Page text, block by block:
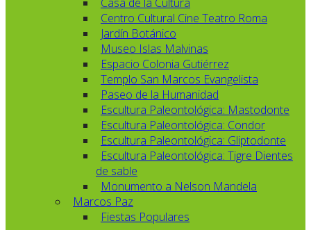
Centro Cultural Cine Teatro Roma
Jardín Botánico
Museo Islas Malvinas
Espacio Colonia Gutiérrez
Templo San Marcos Evangelista
Paseo de la Humanidad
Escultura Paleontológica: Mastodonte
Escultura Paleontológica: Condor
Escultura Paleontológica: Gliptodonte
Escultura Paleontológica: Tigre Dientes
de sable
Monumento a Nelson Mandela
Marcos Paz
Fiestas Populares